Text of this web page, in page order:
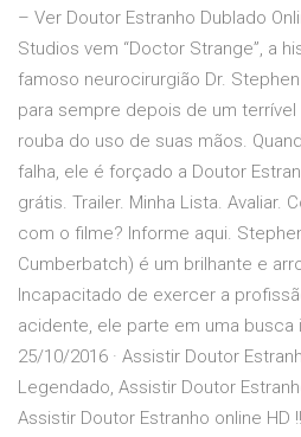
– Ver Doutor Estranho Dublado
Studios vem “Doctor Strange”, a
famoso neurocirurgião Dr.
para sempre depois de um
rouba do uso de suas mãos.
falha, ele é forçado a Doutor
grátis. Trailer. Minha Lista. Avaliar.
com o filme? Informe aqui.
Cumberbatch) é um brilhante e
Incapacitado de exercer a
acidente, ele parte em uma busca
25/10/2016 · Assistir Doutor
Legendado, Assistir Doutor
Assistir Doutor Estranho online HD